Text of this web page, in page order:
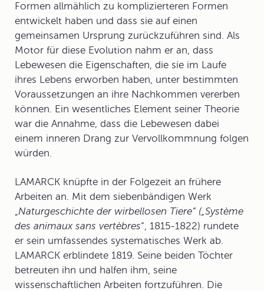
Formen allmählich zu komplizierteren Formen
entwickelt haben und dass sie auf einen
gemeinsamen Ursprung zurückzuführen sind. Als
Motor für diese Evolution nahm er an, dass
Lebewesen die Eigenschaften, die sie im Laufe
ihres Lebens erworben haben, unter bestimmten
Voraussetzungen an ihre Nachkommen vererben
können. Ein wesentliches Element seiner Theorie
war die Annahme, dass die Lebewesen dabei
einem inneren Drang zur Vervollkommnung folgen
würden.
LAMARCK knüpfte in der Folgezeit an frühere
Arbeiten an. Mit dem siebenbändigen Werk
„Naturgeschichte der wirbellosen Tiere“ („Système
des animaux sans vertèbres“, 1815-1822) rundete
er sein umfassendes systematisches Werk ab.
LAMARCK erblindete 1819. Seine beiden Töchter
betreuten ihn und halfen ihm, seine
wissenschaftlichen Arbeiten fortzuführen. Die